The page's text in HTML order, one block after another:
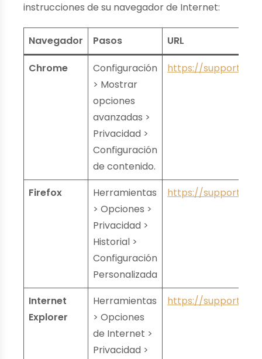
instrucciones de su navegador de Internet:
Navegador Pasos URL
Chrome
Configuración
> Mostrar
opciones
avanzadas >
Privacidad >
Configuración
de contenido.
https://
Firefox
Herramientas
> Opciones >
Privacidad >
Historial >
Configuración
Personalizada
https://
Internet
Explorer
Herramientas
> Opciones
de Internet >
Privacidad >
https://